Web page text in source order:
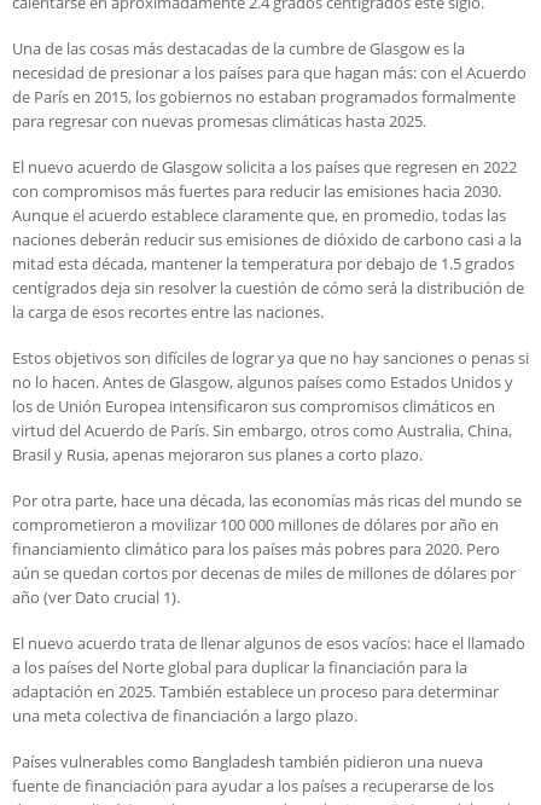
Una de las cosas más destacadas de la cumbre de Glasgow es la
necesidad de presionar a los países para que hagan más: con el Acuerdo
de París en 2015, los gobiernos no estaban programados formalmente
para regresar con nuevas promesas climáticas hasta 2025.
El nuevo acuerdo de Glasgow solicita a los países que regresen en 2022
con compromisos más fuertes para reducir las emisiones hacia 2030.
Aunque el acuerdo establece claramente que, en promedio, todas las
naciones deberán reducir sus emisiones de dióxido de carbono casi a la
mitad esta década, mantener la temperatura por debajo de 1.5 grados
centígrados deja sin resolver la cuestión de cómo será la distribución de
la carga de esos recortes entre las naciones.
Estos objetivos son difíciles de lograr ya que no hay sanciones o penas si
no lo hacen. Antes de Glasgow, algunos países como Estados Unidos y
los de Unión Europea intensificaron sus compromisos climáticos en
virtud del Acuerdo de París. Sin embargo, otros como Australia, China,
Brasil y Rusia, apenas mejoraron sus planes a corto plazo.
Por otra parte, hace una década, las economías más ricas del mundo se
comprometieron a movilizar 100 000 millones de dólares por año en
financiamiento climático para los países más pobres para 2020. Pero
aún se quedan cortos por decenas de miles de millones de dólares por
año (ver Dato crucial 1).
El nuevo acuerdo trata de llenar algunos de esos vacíos: hace el llamado
a los países del Norte global para duplicar la financiación para la
adaptación en 2025. También establece un proceso para determinar
una meta colectiva de financiación a largo plazo.
Países vulnerables como Bangladesh también pidieron una nueva
fuente de financiación para ayudar a los países a recuperarse de los